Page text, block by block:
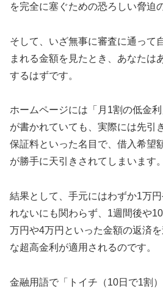
を完全に塞ぐための恐ろしい脅迫
そして、いざ無事に審査に通って
まれる金額を見たとき、あなたは
するはずです。
ホームページには「月1割の低金
が書かれていても、実際には先引
保証料といった名目で、借入希望
が勝手に天引きされてしまいます。
結果として、手元にはわずか1万
れないにも関わらず、1週間後や
万円や4万円といった金額の返済
な超高金利が適用されるのです。
金融用語で「トイチ（10日で1割